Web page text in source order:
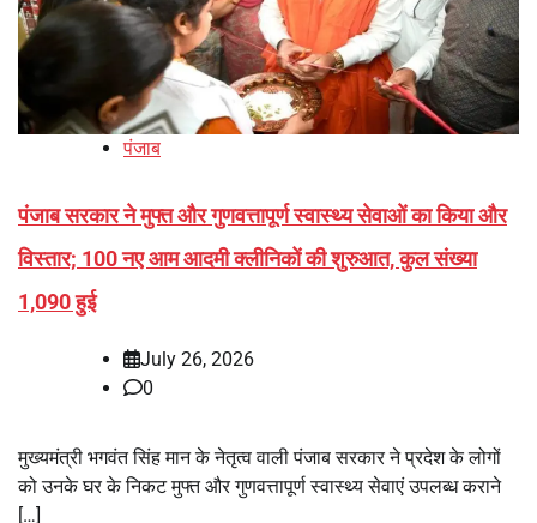
पंजाब
पंजाब सरकार ने मुफ्त और गुणवत्तापूर्ण स्वास्थ्य सेवाओं का किया और
विस्तार; 100 नए आम आदमी क्लीनिकों की शुरुआत, कुल संख्या
1,090 हुई
July 26, 2026
0
मुख्यमंत्री भगवंत सिंह मान के नेतृत्व वाली पंजाब सरकार ने प्रदेश के लोगों
को उनके घर के निकट मुफ्त और गुणवत्तापूर्ण स्वास्थ्य सेवाएं उपलब्ध कराने
[…]